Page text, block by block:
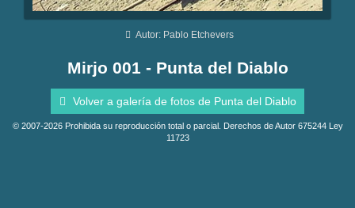
Autor: Pablo Etchevers
Mirjo 001 - Punta del Diablo
Volver a galería de fotos de Punta del Diablo
© 2007-2026 Prohibida su reproducción total o parcial. Derechos de Autor 675244 Ley
11723